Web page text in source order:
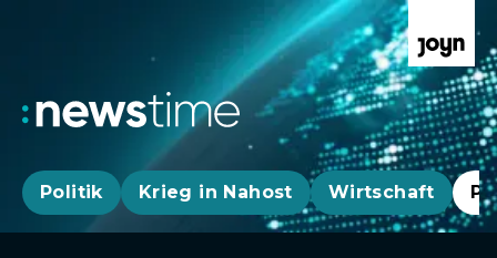
Politik Krieg in Nahost Wirtschaft